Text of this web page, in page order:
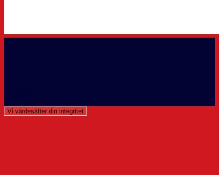
Vi värdesätter din integritet